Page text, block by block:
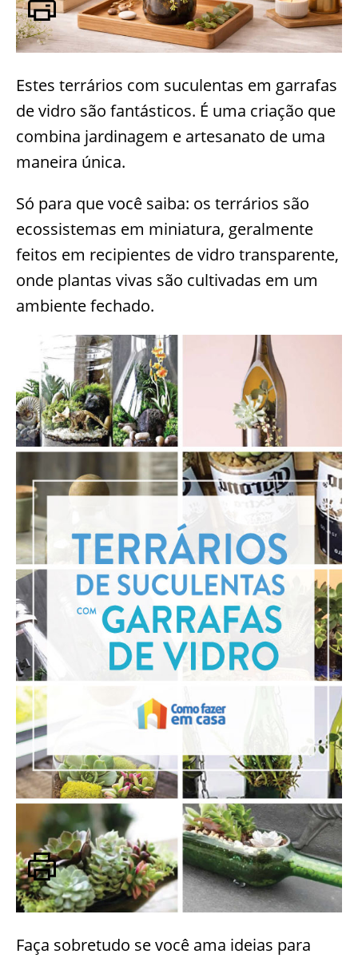
Estes terrários com suculentas em garrafas
de vidro são fantásticos. É uma criação que
combina jardinagem e artesanato de uma
maneira única.
Só para que você saiba: os terrários são
ecossistemas em miniatura, geralmente
feitos em recipientes de vidro transparente,
onde plantas vivas são cultivadas em um
ambiente fechado.
Faça sobretudo se você ama ideias para